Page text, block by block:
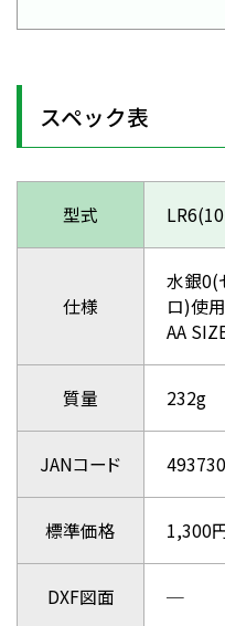
スペック表
型式
仕様
水銀0(
ロ)使用
AA
質量 232g
JANコード
標準価格 1,300
DXF図面 ─